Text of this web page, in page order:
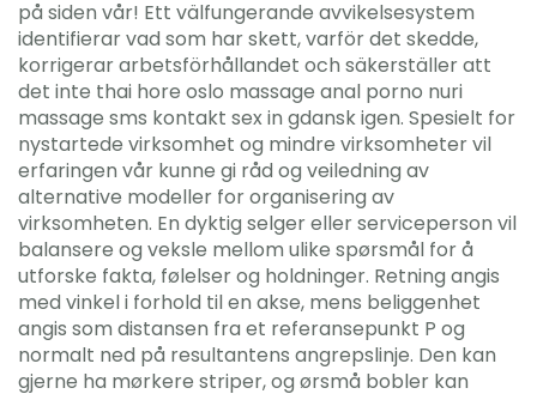
på siden vår! Ett välfungerande avvikelsesystem
identifierar vad som har skett, varför det skedde,
korrigerar arbetsförhållandet och säkerställer att
det inte thai hore oslo massage anal porno nuri
massage sms kontakt sex in gdansk igen. Spesielt for
nystartede virksomhet og mindre virksomheter vil
erfaringen vår kunne gi råd og veiledning av
alternative modeller for organisering av
virksomheten. En dyktig selger eller serviceperson vil
balansere og veksle mellom ulike spørsmål for å
utforske fakta, følelser og holdninger. Retning angis
med vinkel i forhold til en akse, mens beliggenhet
angis som distansen fra et referansepunkt P og
normalt ned på resultantens angrepslinje. Den kan
gjerne ha mørkere striper, og ørsmå bobler kan